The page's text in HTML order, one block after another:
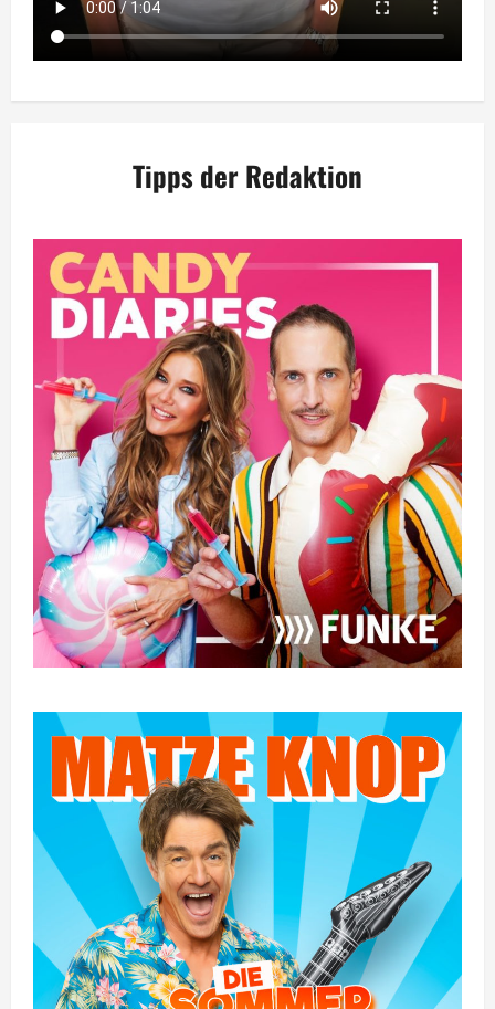
Tipps der Redaktion